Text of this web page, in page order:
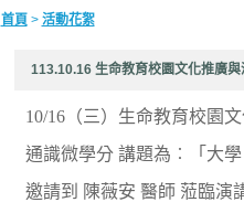
首頁 > 活動花絮
113.10.16 生命教育校園文化推廣與
10/16（三）生命教育校園
通識微學分 講題為︰「大
邀請到 陳薇安 醫師 蒞臨演